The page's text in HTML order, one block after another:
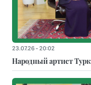
23.07.26 - 20:02
Народный артист